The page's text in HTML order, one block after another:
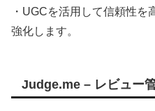
・UGCを活用して信頼性
強化します。
Judge.me – レビュー